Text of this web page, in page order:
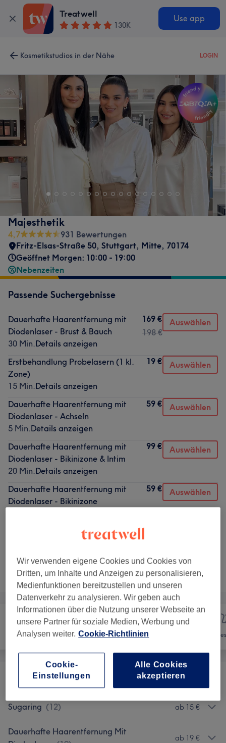
Treatwell
130K
Use app
Kosmetikstudios in der Nähe LOGIN
Majesthetik
4,7
931 Bewertungen
Fritz-Elsas-Straße 50, Stuttgart, Mitte, 70174
Geöffnet Morgen: 10:00 - 19:00
Nebenzeiten
Passende Suchergebnisse
Dauerhafte Haarentfernung mit
Diodenlaser - Brust & Bauch
30 Min.Details anzeigen
169 €
198 €
Auswählen
Erstbehandlung Probelasern (1 kl.
Zone)
15 Min.Details anzeigen
19 € Auswählen
Dauerhafte Haarentfernung mit
Diodenlaser - Achseln
5 Min.Details anzeigen
59 € Auswählen
Dauerhafte Haarentfernung mit
Diodenlaser - Bikinizone & Intim
20 Min.Details anzeigen
99 € Auswählen
Dauerhafte Haarentfernung mit
Diodenlaser - Bikinizone
59 € Auswählen
5 weitere passende Services anzeigen...
Nicht gefunden wonach du gesucht hast?
Alle Services
Nägel Haarentfernung
Waxing (12 )
Sugaring (12) ab 15 €
Dauerhafte Haarentfernung Mit
ab 19 €
Wir verwenden eigene Cookies und Cookies von
Dritten, um Inhalte und Anzeigen zu personalisieren,
Medienfunktionen bereitzustellen und unseren
Datenverkehr zu analysieren. Wir geben auch
Informationen über die Nutzung unserer Webseite an
unsere Partner für soziale Medien, Werbung und
Analysen weiter. Cookie-Richtlinien
Cookie-
Einstellungen
Alle Cookies
akzeptieren